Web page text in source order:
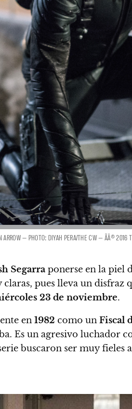
— PHOTO: DIYAH PERA/THE CW — ÃÂ© 2016
Segarra ponerse en la piel
claras, pues lleva un
23 de noviembre.
en 1982 como un Fiscal
Es un agresivo luchador
buscaron ser muy fieles